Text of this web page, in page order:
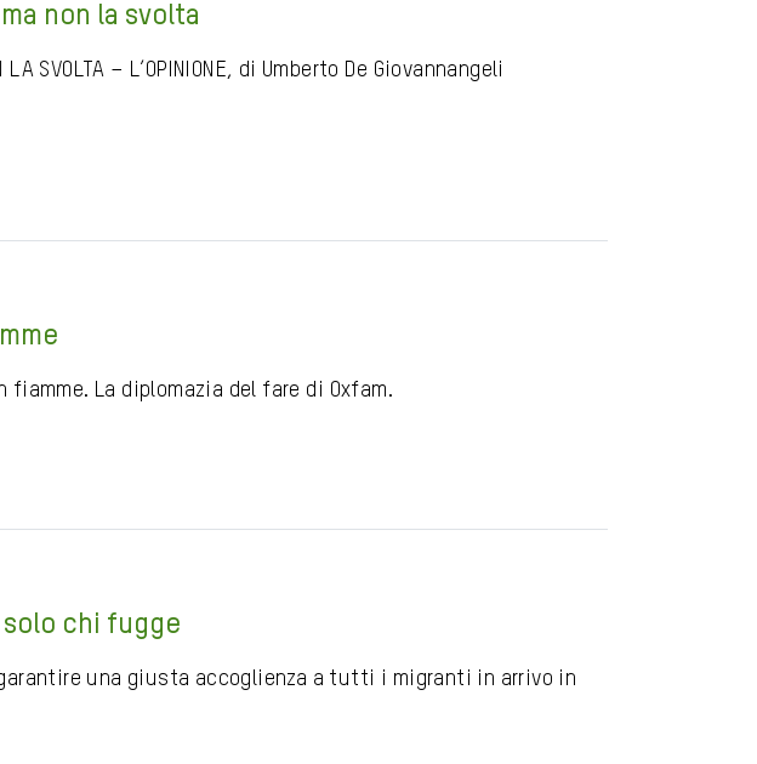
non la svolta
LA SVOLTA – L’OPINIONE, di Umberto De Giovannangeli
fiamme. La diplomazia del fare di Oxfam.
chi fugge
una giusta accoglienza a tutti i migranti in arrivo in